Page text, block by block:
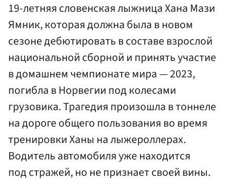
19-летняя словенская лыжница Хана Мази
Ямник, которая должна была в новом
сезоне дебютировать в составе взрослой
национальной сборной и принять участие
в домашнем чемпионате мира — 2023,
погибла в Норвегии под колесами
грузовика. Трагедия произошла в тоннеле
на дороге общего пользования во время
тренировки Ханы на лыжероллерах.
Водитель автомобиля уже находится
под стражей, но не признает своей вины.